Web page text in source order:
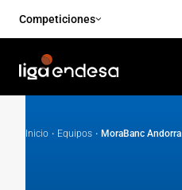
Competiciones
Inicio · Equipos · MoraBanc Andorra